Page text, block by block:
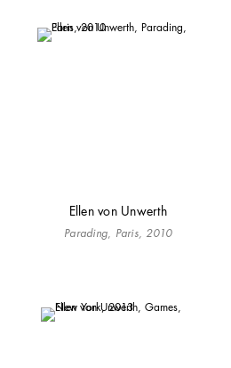
Ellen von Unwerth
Parading, Paris, 2010